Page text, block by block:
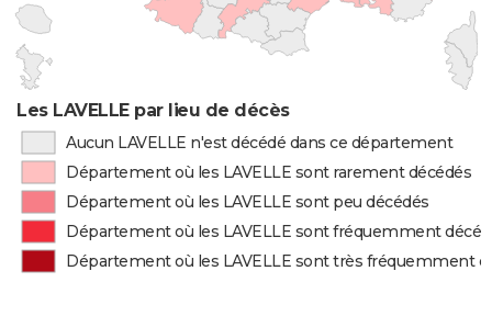
Les LAVELLE par lieu de décès
Aucun LAVELLE n'est décédé dans ce département
Département où les LAVELLE sont rarement décédés
Département où les LAVELLE sont peu décédés
Département où les LAVELLE sont fréquemment
Département où les LAVELLE sont très fréquemment